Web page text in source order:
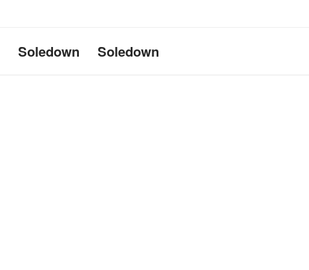
Uname:Linux d69bffeef052
Soledown Soledown